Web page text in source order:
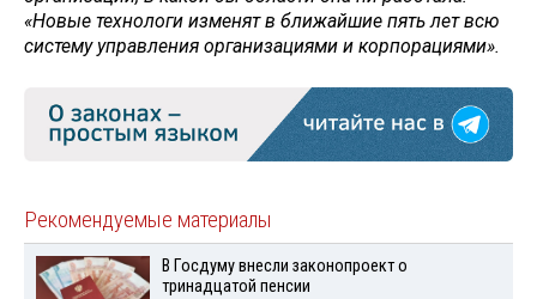
«Новые технологи изменят в ближайшие пять лет всю
систему управления организациями и корпорациями».
Рекомендуемые материалы
В Госдуму внесли законопроект о
тринадцатой пенсии